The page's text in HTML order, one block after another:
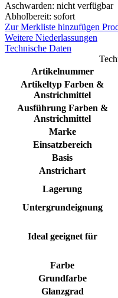
Aschwarden: nicht verfügbar
Abholbereit: sofort
Zur Merkliste hinzufügen
Weitere Niederlassungen
Technische Daten
Artikelnummer
Artikeltyp Farben &
Anstrichmittel
Ausführung Farben &
Anstrichmittel
Marke
Einsatzbereich
Basis
Anstrichart
Lagerung
Untergrundeignung
Ideal geeignet für
Farbe
Grundfarbe
Glanzgrad